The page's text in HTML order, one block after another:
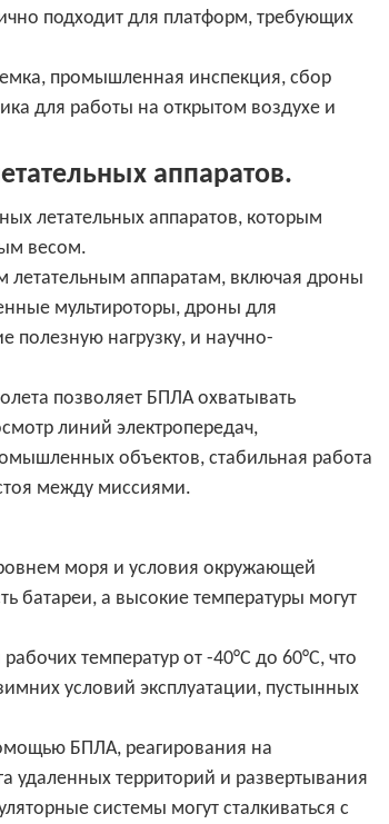
подходит для платформ, требующих
промышленная инспекция, сбор
для работы на открытом воздухе и
аппаратов.
летательных аппаратов, которым
весом.
летательным аппаратам, включая дроны
мультироторы, дроны для
полезную нагрузку, и научно-
позволяет БПЛА охватывать
линий электропередач,
объектов, стабильная работа
между миссиями.
моря и условия окружающей
батареи, а высокие температуры могут
температур от -40°C до 60°C, что
условий эксплуатации, пустынных
БПЛА, реагирования на
удаленных территорий и развертывания
системы могут сталкиваться с